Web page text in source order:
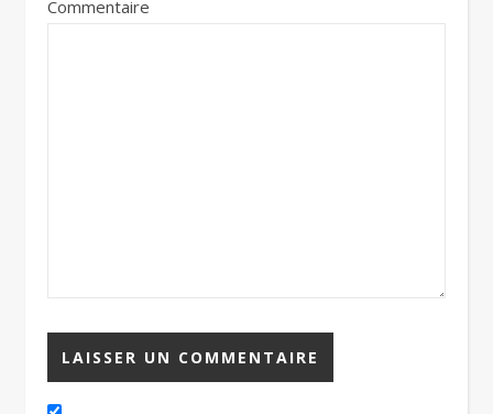
Commentaire